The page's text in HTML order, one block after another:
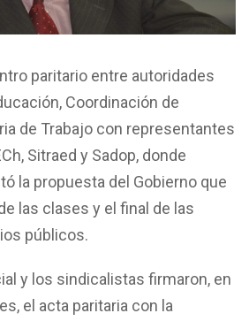
paritario entre autoridades
Coordinación de
de Trabajo con representantes
Sitraed y Sadop, donde
la propuesta del Gobierno que
las clases y el final de las
públicos.
y los sindicalistas firmaron, en
el acta paritaria con la